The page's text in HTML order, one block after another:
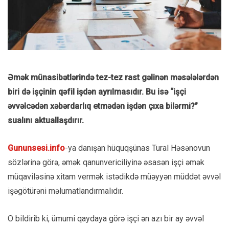
Əmək münasibətlərində tez-tez rast gəlinən məsələlərdən
biri də işçinin qəfil işdən ayrılmasıdır. Bu isə “işçi
əvvəlcədən xəbərdarlıq etmədən işdən çıxa bilərmi?”
sualını aktuallaşdırır.
Gununsesi.info-ya danışan hüquqşünas Tural Həsənovun
sözlərinə görə, əmək qanunvericiliyinə əsasən işçi əmək
müqaviləsinə xitam vermək istədikdə müəyyən müddət əvvəl
işəgötürəni məlumatlandırmalıdır.
O bildirib ki, ümumi qaydaya görə işçi ən azı bir ay əvvəl